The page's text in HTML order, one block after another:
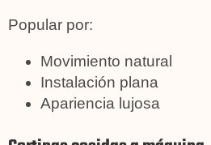
Popular por:
Movimiento natural
Instalación plana
Apariencia lujosa